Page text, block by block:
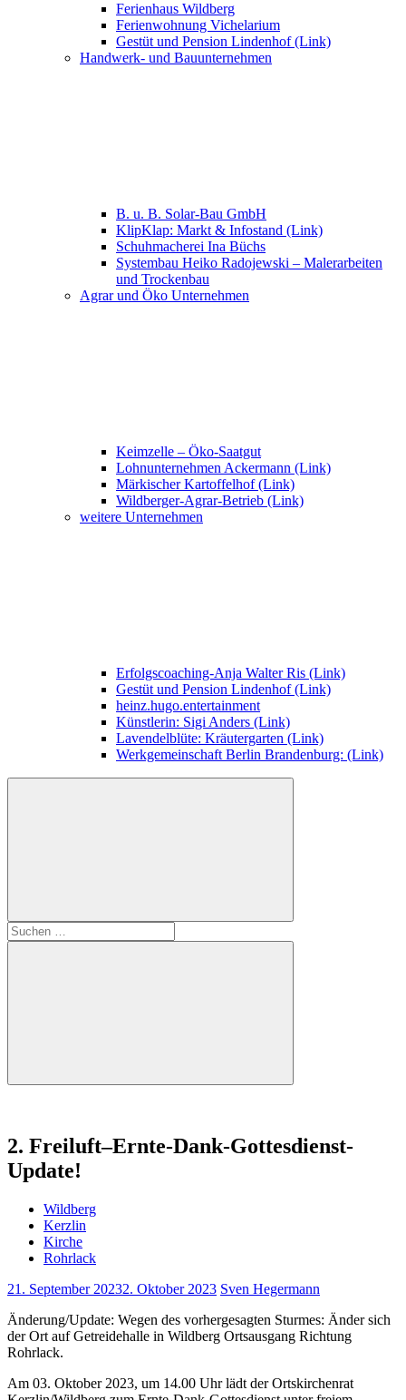
Ferienhaus Wildberg
Ferienwohnung Vichelarium
Gestüt und Pension Lindenhof (Link)
Handwerk- und Bauunternehmen
B. u. B. Solar-Bau GmbH
KlipKlap: Markt & Infostand (Link)
Schuhmacherei Ina Büchs
Systembau Heiko Radojewski – Malerarbeiten
und Trockenbau
Agrar und Öko Unternehmen
Keimzelle – Öko-Saatgut
Lohnunternehmen Ackermann (Link)
Märkischer Kartoffelhof (Link)
Wildberger-Agrar-Betrieb (Link)
weitere Unternehmen
Erfolgscoaching-Anja Walter Ris (Link)
Gestüt und Pension Lindenhof (Link)
heinz.hugo.entertainment
Künstlerin: Sigi Anders (Link)
Lavendelblüte: Kräutergarten (Link)
Werkgemeinschaft Berlin Brandenburg: (Link)
Suchen
nach:
Suchen
2. Freiluft–Ernte-Dank-Gottesdienst-
Update!
Wildberg
Kerzlin
Kirche
Rohrlack
21. September 20232. Oktober 2023 Sven Hegermann
Änderung/Update: Wegen des vorhergesagten Sturmes: Änder sich
der Ort auf Getreidehalle in Wildberg Ortsausgang Richtung
Rohrlack.
Am 03. Oktober 2023, um 14.00 Uhr lädt der Ortskirchenrat